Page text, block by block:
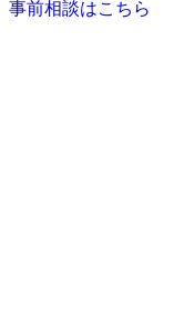
事前相談はこちら